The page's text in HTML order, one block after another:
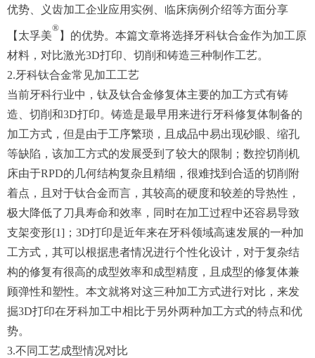
优势、义齿加工企业应用实例、临床病例介绍等方面分享
【太孚美
®
】的优势。本篇文章将选择牙科钛合金作为加工原
材料，对比激光3D打印、切削和铸造三种制作工艺。
2.牙科钛合金常见加工工艺
当前牙科行业中，钛及钛合金修复体主要的加工方式有铸
造、切削和3D打印。铸造是最早用来进行牙科修复体制备的
加工方式，但是由于工序繁琐，且成品中易出现砂眼、缩孔
等缺陷，该加工方式的发展受到了较大的限制；数控切削机
床由于RPD的几何结构复杂且精细，很难找到合适的切削附
着点，且对于钛合金而言，其较高的硬度和较差的导热性，
极大降低了刀具寿命和效率，同时在加工过程中还容易导致
支架变形[1]；3D打印是近年来在牙科领域高速发展的一种加
工方式，其可以根据患者情况进行个性化设计，对于复杂结
构的修复有很高的成型效率和成型精度，且成型的修复体兼
顾弹性和塑性。本文就将对这三种加工方式进行对比，来发
掘3D打印在牙科加工中相比于另外两种加工方式的特点和优
势。
3.不同工艺成型情况对比